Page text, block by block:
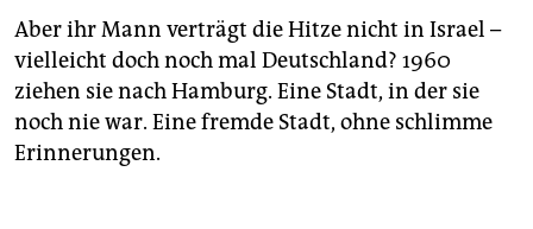
Aber ihr Mann verträgt die Hitze nicht in Israel –
vielleicht doch noch mal Deutschland? 1960
ziehen sie nach Hamburg. Eine Stadt, in der sie
noch nie war. Eine fremde Stadt, ohne schlimme
Erinnerungen.